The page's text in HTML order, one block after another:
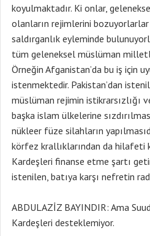
koyulmaktadır. Ki onlar,
olanların rejimlerini
saldırganlık eyleminde
tüm geleneksel müslüman
Örneğin Afganistan’da bu iş için
istenmektedir. Pakistan’dan
müslüman rejimin istikrarsızlığı
başka islam ülkelerine
nükleer füze silahların
körfez krallıklarından da hilafeti
Kardeşleri finanse etme şartı
istenilen, batıya karşı nefretin
ABDULAZİZ BAYINDIR: Ama
Kardeşleri desteklemiyor.